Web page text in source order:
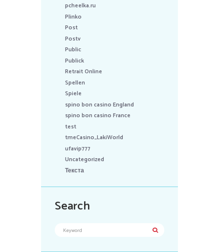
pcheelka.ru
Plinko
Post
Postv
Public
Publick
Retrait Online
Spellen
Spiele
spino bon casino England
spino bon casino France
test
tmeCasino_LakiWorld
ufavip777
Uncategorized
Текста
Search